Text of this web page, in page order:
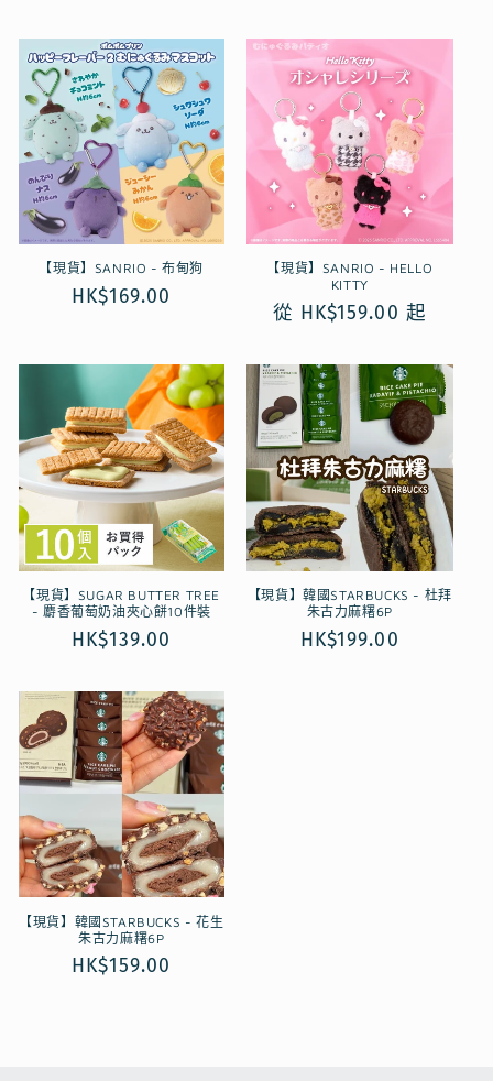
【現貨】SANRIO - 布甸狗
定
HK$169.00
【現貨】SANRIO - HELLO
KITTY
定
從 HK$159.00 起
【現貨】SUGAR BUTTER TREE
- 麝香葡萄奶油夾心餅10件裝
定
HK$139.00
【現貨】韓國STARBUCKS - 杜拜
朱古力麻糬6P
定
HK$199.00
【現貨】韓國STARBUCKS - 花生
朱古力麻糬6P
定
HK$159.00